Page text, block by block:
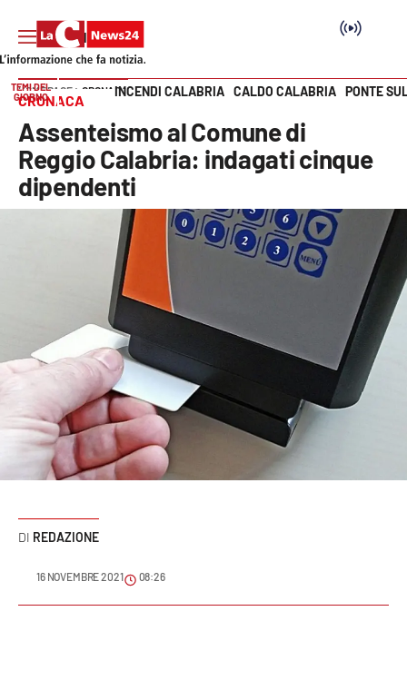
SEZIONI
Cronaca
Economia e lavoro
Italia Mondo
Sanità
Sport
Meteo
Vai
TEMI DEL
GIORNO
INCENDI CALABRIA CALDO CALABRIA PONTE
HOME PAGE CRONACA
CRONACA
Assenteismo al Comune di
Reggio Calabria: indagati cinque
dipendenti
REDAZIONE
16 NOVEMBRE 2021 08:26